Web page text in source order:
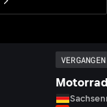
VERGANGEN